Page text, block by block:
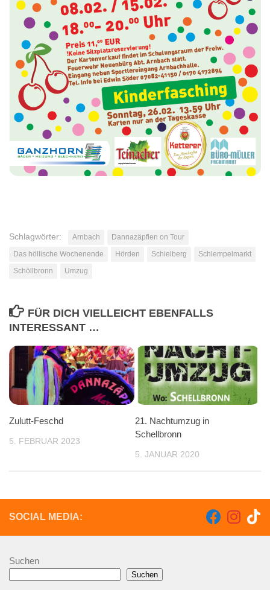
Schlagwörter: Arnbach
Dannazäpflen on Tour
Das höllische Wochenende
Hörden Schielberg
Schlempelmarkt
Schöllbronn
Umzug
FÜR DICH VIELLEICHT EBENFALLS
INTERESSANT …
Zulutt-Feschd
5. FEBRUAR 2023
21. Nachtumzug in
Schellbronn
5. JANUAR 2020
SOCIAL MEDIA:
Suchen
Suchen